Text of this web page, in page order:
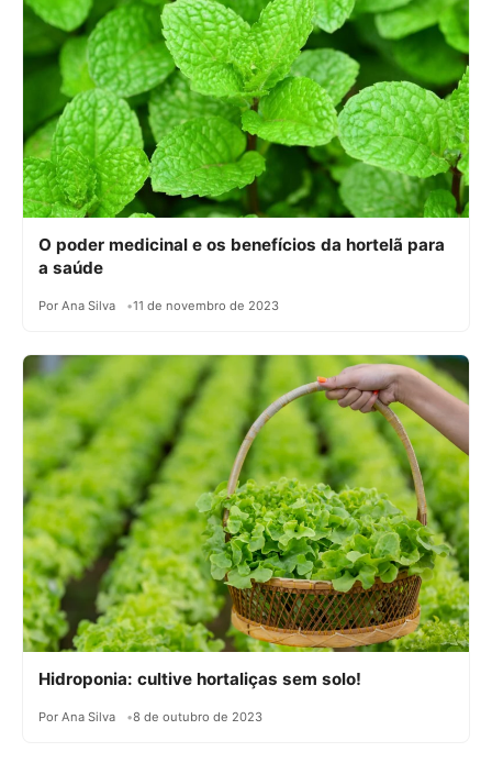
O poder medicinal e os benefícios da hortelã para
a saúde
Por Ana Silva 11 de novembro de 2023
Hidroponia: cultive hortaliças sem solo!
Por Ana Silva 8 de outubro de 2023